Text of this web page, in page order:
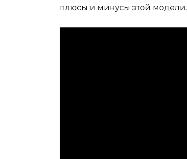
плюсы и минусы этой модели.